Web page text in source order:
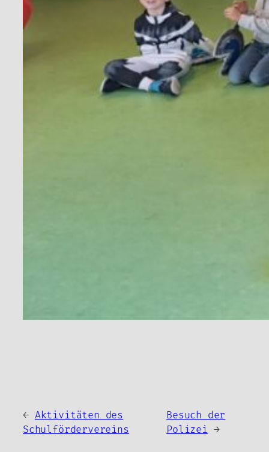
← Aktivitäten des
Schulfördervereins
Besuch der
Polizei →